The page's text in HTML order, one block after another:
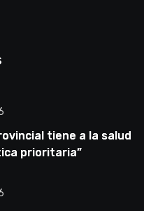
tiene a la salud
prioritaria”